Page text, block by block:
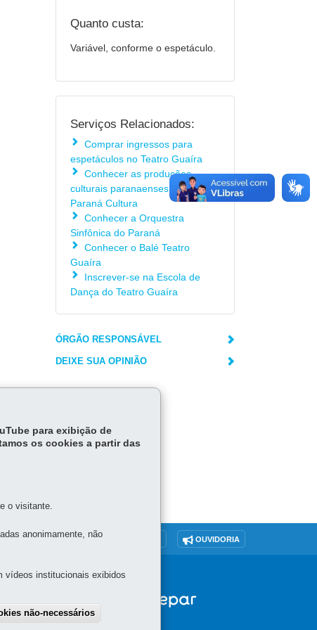
Quanto custa:
Variável, conforme o espetáculo.
Serviços Relacionados:
Comprar ingressos para
espetáculos no Teatro Guaíra
Conhecer as produções
culturais paranaenses no site
Paraná Cultura
Conhecer a Orquestra
Sinfônica do Paraná
Conhecer o Balé Teatro
Guaíra
Inscrever-se na Escola de
Dança do Teatro Guaíra
ÓRGÃO RESPONSÁVEL
DEIXE SUA OPINIÃO
SITE DENUNCIE CORRUPÇÃO OUVIDORIA
para exibição de
os cookies a partir das
o visitante.
anonimamente, não
vídeos institucionais exibidos
não-necessários